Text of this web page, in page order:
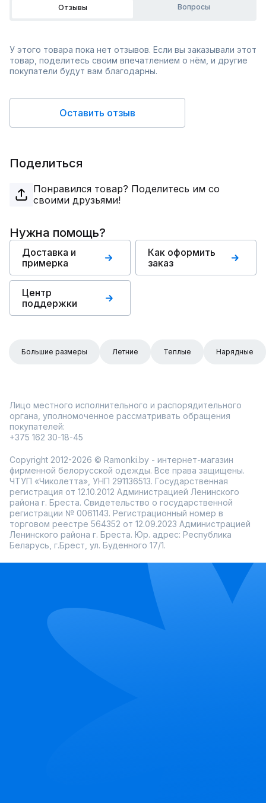
Отзывы Вопросы
У этого товара пока нет отзывов. Если вы заказывали этот
товар, поделитесь своим впечатлением о нём, и другие
покупатели будут вам благодарны.
Оставить отзыв
Поделиться
Понравился товар? Поделитесь им со
своими друзьями!
Нужна помощь?
Доставка и
примерка
Как оформить
заказ
Центр
поддержки
Большие размеры Летние Теплые Нарядные
Лицо местного исполнительного и распорядительного
органа, уполномоченное рассматривать обращения
покупателей:
+375 162 30-18-45
Copyright 2012-2026 © Ramonki.by - интернет-магазин
фирменной белорусской одежды. Все права защищены.
ЧТУП «Чиколетта», УНП 291136513. Государственная
регистрация от 12.10.2012 Администрацией Ленинского
района г. Бреста. Свидетельство о государственной
регистрации № 0061143. Регистрационный номер в
торговом реестре 564352 от 12.09.2023 Администрацией
Ленинского района г. Бреста. Юр. адрес: Республика
Беларусь, г.Брест, ул. Буденного 17/1.